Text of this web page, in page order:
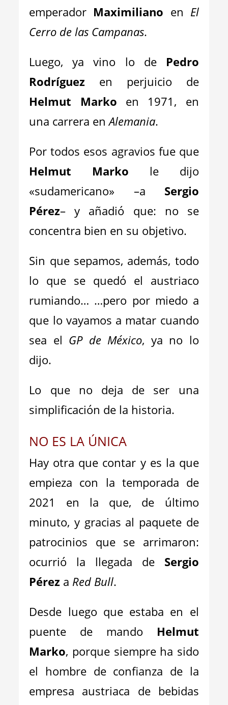
emperador Maximiliano en El
Cerro de las Campanas.
Luego, ya vino lo de Pedro
Rodríguez en perjuicio de
Helmut Marko en 1971, en
una carrera enAlemania.
Por todos esos agravios fue que
Helmut Marko le dijo
«sudamericano» –a Sergio
Pérez– y añadió que: no se
concentra bien en su objetivo.
Sin que sepamos, además, todo
lo que se quedó el austriaco
rumiando… …pero por miedo a
que lo vayamos a matar cuando
sea el GP de México, ya no lo
dijo.
Lo que no deja de ser una
simplificación de la historia.
NO ES LA ÚNICA
Hay otra que contar y es la que
empieza con la temporada de
2021 en la que, de último
minuto, y gracias al paquete de
patrocinios que se arrimaron:
ocurrió la llegada de Sergio
Pérez a Red Bull.
Desde luego que estaba en el
puente de mando Helmut
Marko, porque siempre ha sido
el hombre de confianza de la
empresa austriaca de bebidas